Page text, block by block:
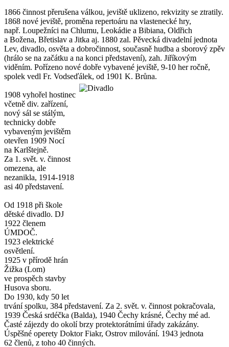
1866 činnost přerušena válkou, jeviště uklizeno, rekvizity se ztratily.
1868 nové jeviště, proměna repertoáru na vlastenecké hry,
např. Loupežníci na Chlumu, Leokádie a Bibiana, Oldřich
a Božena, Břetislav a Jitka aj. 1880 zal. Pěvecká divadelní jednota
Lev, divadlo, osvěta a dobročinnost, současně hudba a sborový zpěv
(hrálo se na začátku a na konci představení), zah. Jiříkovým
viděním. Pořízeno nové dobře vybavené jeviště, 9-10 her ročně,
spolek vedl Fr. Vodseďálek, od 1901 K. Brůna.
1908 vyhořel hostinec
včetně div. zařízení,
nový sál se stálým,
technicky dobře
vybaveným jevištěm
otevřen 1909 Nocí
na Karlštejně.
Za 1. svět. v. činnost
omezena, ale
nezanikla, 1914-1918
asi 40 představení.
Od 1918 při škole
dětské divadlo. DJ
1922 členem
ÚMDOČ.
1923 elektrické
osvětlení.
1925 v přírodě hrán
Žižka (Lom)
ve prospěch stavby
Husova sboru.
Do 1930, kdy 50 let
trvání spolku, 384 představení. Za 2. svět. v. činnost pokračovala,
1939 Česká srdéčka (Balda), 1940 Čechy krásné, Čechy mé ad.
Časté zájezdy do okolí brzy protektorátními úřady zakázány.
Úspěšné operety Doktor Fiakr, Ostrov milování. 1943 jednota
62 členů, z toho 40 činných.